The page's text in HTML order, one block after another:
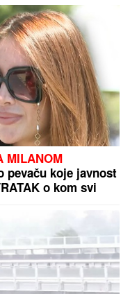
I VIDIKOVCIMA:
promeniće lice
atraktivni javni
NIKO RAVAN:
iz istočnih
i naši iz